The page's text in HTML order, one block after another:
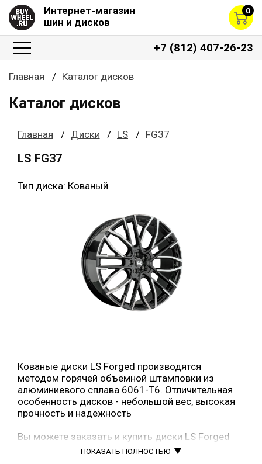
Интернет-магазин
шин и дисков
0
+7 (812) 407-26-23
Главная Каталог дисков
Каталог дисков
Главная Диски LS FG37
LS FG37
Тип диска: Кованый
Кованые диски LS Forged производятся
методом горячей объёмной штамповки из
алюминиевого сплава 6061-Т6. Отличительная
особенность дисков - небольшой вес, высокая
прочность и надежность
Вы можете заказать и купить диски LS Forged
FG37 в нашем интернет-магазине Buywheel.ru.
ПОКАЗАТЬ ПОЛНОСТЬЮ